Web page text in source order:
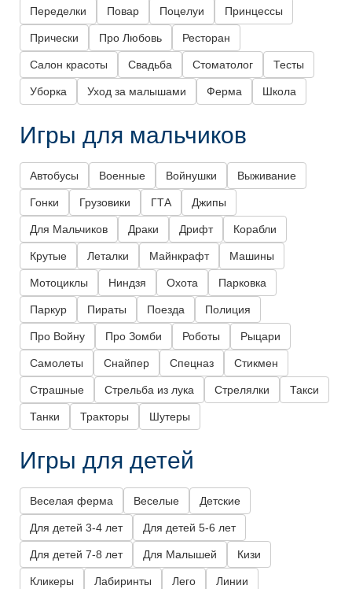
Переделки Повар Поцелуи Принцессы
Прически Про Любовь Ресторан
Салон красоты Свадьба Стоматолог Тесты
Уборка Уход за малышами Ферма Школа
Игры для мальчиков
Автобусы Военные Войнушки Выживание
Гонки Грузовики ГТА Джипы
Для Мальчиков Драки Дрифт Корабли
Крутые Леталки Майнкрафт Машины
Мотоциклы Ниндзя Охота Парковка
Паркур Пираты Поезда Полиция
Про Войну Про Зомби Роботы Рыцари
Самолеты Снайпер Спецназ Стикмен
Страшные Стрельба из лука Стрелялки Такси
Танки Тракторы Шутеры
Игры для детей
Веселая ферма Веселые Детские
Для детей 3-4 лет Для детей 5-6 лет
Для детей 7-8 лет Для Малышей Кизи
Кликеры Лабиринты Лего Линии